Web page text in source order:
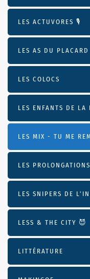
LES ACTUVORES 🎙
LES AS DU PLACARD
LES COLOCS
LES ENFANTS DE
LES MIX - TU ME
LES PROLONGATIONS
LES SNIPERS DE
LESS & THE CITY 😈
LITTÉRATURE